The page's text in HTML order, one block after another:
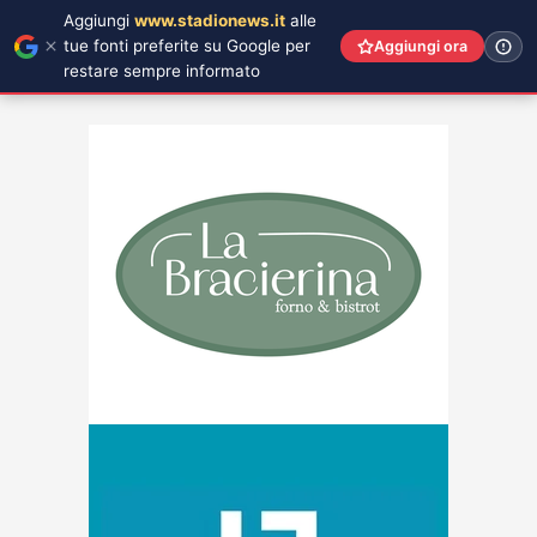
Aggiungi www.stadionews.it alle
tue fonti preferite su Google per
restare sempre informato
Aggiungi ora